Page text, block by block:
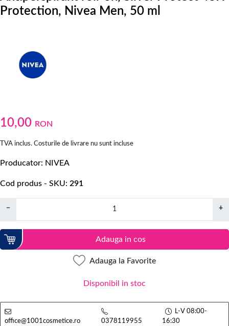
Protection, Nivea Men, 50 ml
10,00 RON
TVA inclus. Costurile de livrare nu sunt incluse
Producator NIVEA
Cod produs - SKU 291
− +
Adauga in cos
Adauga la Favorite
Disponibil in stoc
office@1001cosmetice.ro 0378119955
L-V 08:00-
16:30